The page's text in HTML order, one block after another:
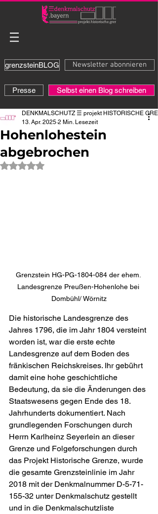
grenzsteinBLOG
Presse
Newsletter abonnieren
Selbst einen Blog schreiben
Hohenlohestein
abgebrochen
DENKMALSCHUTZ ☰ projekt HISTORISCHE
13. Apr. 2025 2 Min. Lesezeit
Mit NaN von 5 Sternen bewertet.
Grenzstein HG-PG-1804-084 der ehem.
Landesgrenze Preußen-Hohenlohe bei
Dombühl/ Wörnitz
Die historische Landesgrenze des
Jahres 1796, die im Jahr 1804 versteint
worden ist, war die erste echte
Landesgrenze auf dem Boden des
fränkischen Reichskreises. Ihr gebührt
damit eine hohe geschichtliche
Bedeutung, da sie die Änderungen des
Staatswesens gegen Ende des 18.
Jahrhunderts dokumentiert. Nach
grundlegenden Forschungen durch
Herrn Karlheinz Seyerlein an dieser
Grenze und Folgeforschungen durch
das Projekt Historische Grenze, wurde
die gesamte Grenzsteinlinie im Jahr
2018 mit der Denkmalnummer D-5-71-
155-32 unter Denkmalschutz gestellt
und in die Denkmalschutzliste